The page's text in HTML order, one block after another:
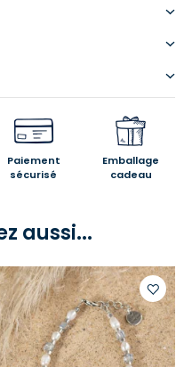
Paiement
sécurisé
Emballage
cadeau
aussi...
à
votre